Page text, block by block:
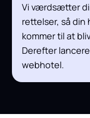
Vi værdsætter
rettelser, så din
kommer til at
Derefter
webhotel.